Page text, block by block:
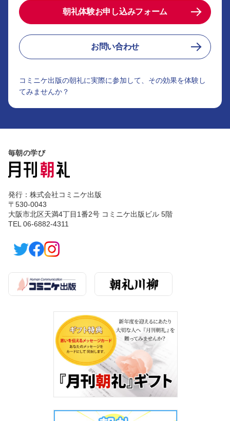
朝礼体験お申し込みフォーム
お問い合わせ
コミニケ出版の朝礼に実際に参加して、その効果を体験し
てみませんか？
毎朝の学び
発行：株式会社コミニケ出版
〒530-0043
大阪市北区天満4丁目1番2号 コミニケ出版ビル 5階
TEL 06-6882-4311